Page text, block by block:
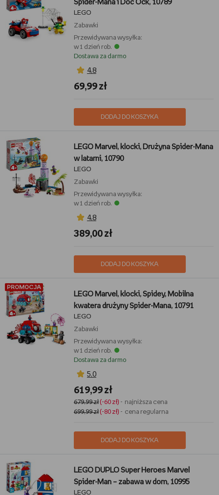
Spider-Mana i Doc Ock, 10789
LEGO
Zabawki
Przewidywana wysyłka:
w 1 dzień rob.
Dostawa za darmo
4,8
69,99 zł
DODAJ DO KOSZYKA
LEGO Marvel, klocki, Drużyna Spider-Mana
w latarni, 10790
LEGO
Zabawki
Przewidywana wysyłka:
w 1 dzień rob.
4,8
389,00 zł
DODAJ DO KOSZYKA
PROMOCJA
LEGO Marvel, klocki, Spidey, Mobilna
kwatera drużyny Spider-Mana, 10791
LEGO
Zabawki
Przewidywana wysyłka:
w 1 dzień rob.
Dostawa za darmo
5,0
619,99 zł
679,99 zł(-60 zł) - najniższa cena
699,99 zł(-80 zł) - cena regularna
DODAJ DO KOSZYKA
LEGO DUPLO Super Heroes Marvel
Spider-Man – zabawa w dom, 10995
LEGO